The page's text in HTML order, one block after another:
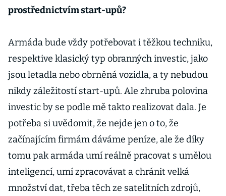
prostřednictvím start-upů?
Armáda bude vždy potřebovat i těžkou techniku,
respektive klasický typ obranných investic, jako
jsou letadla nebo obrněná vozidla, a ty nebudou
nikdy záležitostí start-upů. Ale zhruba polovina
investic by se podle mě takto realizovat dala. Je
potřeba si uvědomit, že nejde jen o to, že
začínajícím firmám dáváme peníze, ale že díky
tomu pak armáda umí reál­ně pracovat s umělou
inteligencí, umí zpracovávat a chránit velká
množství dat, třeba těch ze satelitních zdrojů,